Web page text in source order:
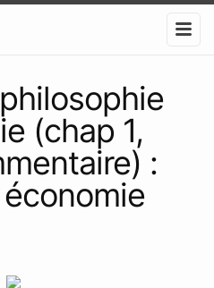
(chap 1,
: